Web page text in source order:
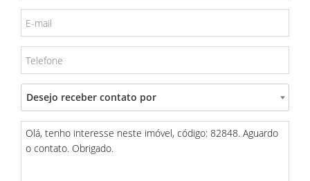
Desejo receber contato por